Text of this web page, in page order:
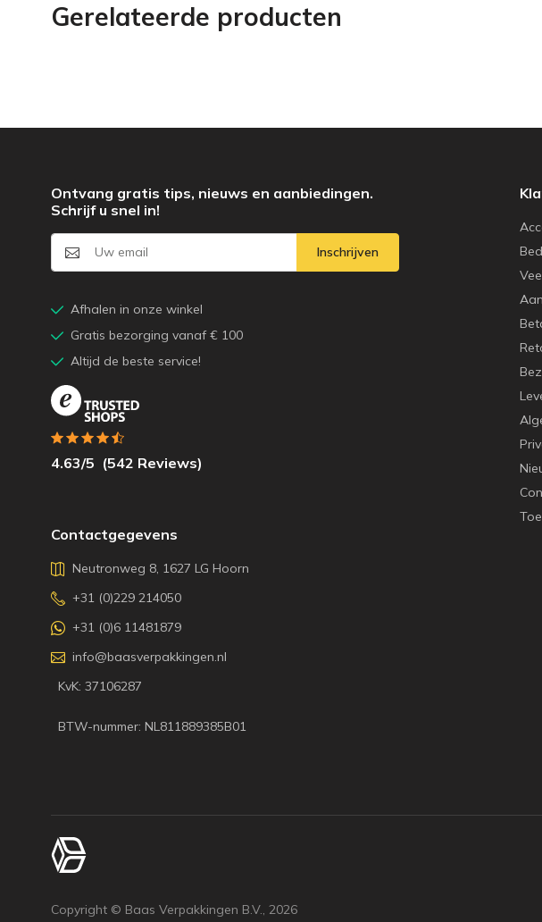
Gerelateerde producten
Contactgegevens
Neutronweg 8, 1627 LG Hoorn
+31 (0)229 214050
+31 (0)6 11481879
info@baasverpakkingen.nl
KvK: 37106287
BTW-nummer: NL811889385B01
Ontvang gratis tips, nieuws en aanbiedingen.
Schrijf u snel in!
Inschrijven
Afhalen in onze winkel
Gratis bezorging vanaf € 100
Altijd de beste service!
4.63/5 (542 Reviews)
Copyright © Baas Verpakkingen B.V., 2026